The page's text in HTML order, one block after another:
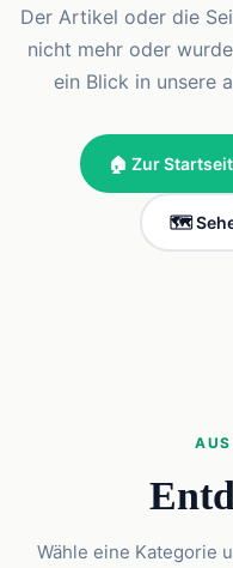
Der Artikel oder die
nicht mehr oder
ein Blick in unsere
🏠 Zur
🗺️
AUS
Wähle eine Kategorie